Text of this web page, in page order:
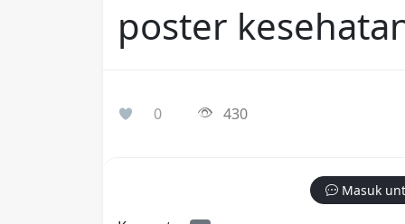
poster
0 430
Masuk